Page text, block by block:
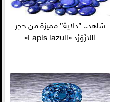
شاهد.. ”دلاية” مميزة من حجر
اللازَوَرْد «Lapis lazuli»